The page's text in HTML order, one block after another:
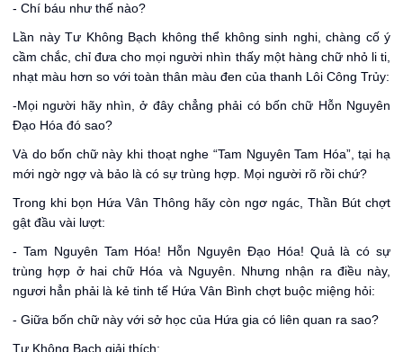
- Chí báu như thế nào?
Lần này Tư Không Bạch không thể không sinh nghi, chàng cố ý
cầm chắc, chỉ đưa cho mọi người nhìn thấy một hàng chữ nhỏ li ti,
nhạt màu hơn so với toàn thân màu đen của thanh Lôi Công Trủy:
-Mọi người hãy nhìn, ở đây chẳng phải có bốn chữ Hỗn Nguyên
Đạo Hóa đó sao?
Và do bốn chữ này khi thoạt nghe “Tam Nguyên Tam Hóa”, tại hạ
mới ngờ ngợ và bảo là có sự trùng hợp. Mọi người rõ rồi chứ?
Trong khi bọn Hứa Vân Thông hãy còn ngơ ngác, Thần Bút chợt
gật đầu vài lượt:
- Tam Nguyên Tam Hóa! Hỗn Nguyên Đạo Hóa! Quả là có sự
trùng hợp ở hai chữ Hóa và Nguyên. Nhưng nhận ra điều này,
ngươi hẳn phải là kẻ tinh tế Hứa Vân Bình chợt buộc miệng hỏi:
- Giữa bốn chữ này với sở học của Hứa gia có liên quan ra sao?
Tư Không Bạch giải thích: